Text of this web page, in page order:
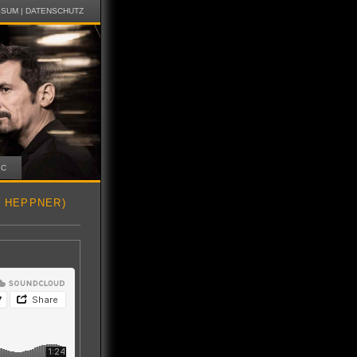
| DATENSCHUTZ